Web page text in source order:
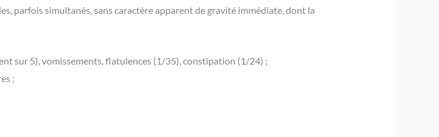
parfois simultanés, sans caractère apparent de gravité immédiate, dont la
sur 5), vomissements, flatulences (1/35), constipation (1/24) ;
;